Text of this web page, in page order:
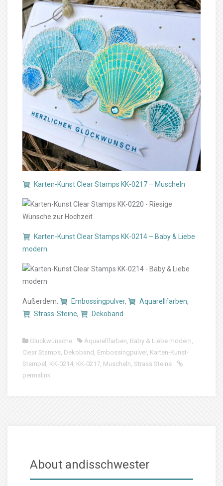
Karten-Kunst Clear Stamps KK-0217 – Muscheln
Karten-Kunst Clear Stamps KK-0214 – Baby & Liebe
modern
Außerdem: Embossingpulver, Aquarellfarben,
Strass-Steine, Dekoband
Glückwünsche Aquarellfarben, Baby & Liebe modern,
Clear Stamps, Dekoband , Embossingpulver, Karten-Kunst-
Stempel , KK-0214, KK-0217, Muscheln, Strass Steine
permalink
About andisschwester